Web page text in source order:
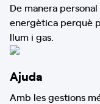
De manera
energètica perquè
llum i gas.
Ajuda
Amb les gestions